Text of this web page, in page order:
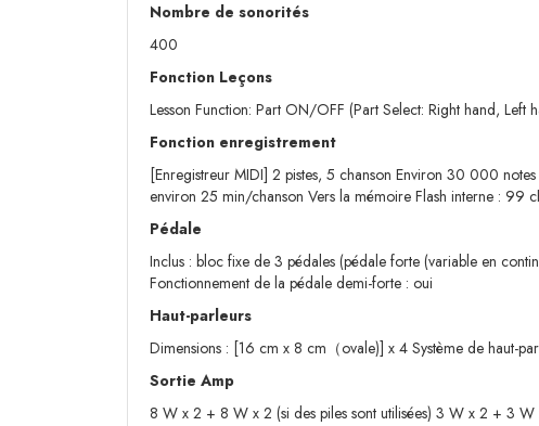
Nombre de sonorités
400
Fonction Leçons
Lesson Function: Part ON/OFF (Part Select: Right hand,
Fonction enregistrement
[Enregistreur MIDI] 2 pistes, 5 chanson Environ 30 000
environ 25 min/chanson Vers la mémoire Flash interne : 99
Pédale
Inclus : bloc fixe de 3 pédales (pédale forte (variable en
Fonctionnement de la pédale demi-forte : oui
Haut-parleurs
Dimensions : [16 cm x 8 cm（ovale)] x 4 Système de haut-
Sortie Amp
8 W x 2 + 8 W x 2 (si des piles sont utilisées) 3 W x 2 + 3 W